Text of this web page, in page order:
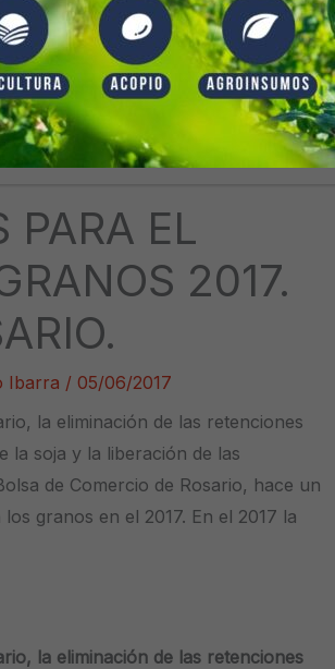
PARA EL
2017.
Ibarra /05/06/2017
la eliminación de las retenciones
la soja y la liberación de las
de Comercio de Rosario, hace un
granos en el 2017. En el 2017 la
la eliminación de las retenciones